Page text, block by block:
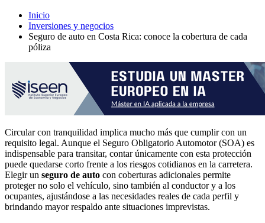
Inicio
Inversiones y negocios
Seguro de auto en Costa Rica: conoce la cobertura de cada
póliza
Circular con tranquilidad implica mucho más que cumplir con un
requisito legal. Aunque el Seguro Obligatorio Automotor (SOA) es
indispensable para transitar, contar únicamente con esta protección
puede quedarse corto frente a los riesgos cotidianos en la carretera.
Elegir un seguro de auto con coberturas adicionales permite
proteger no solo el vehículo, sino también al conductor y a los
ocupantes, ajustándose a las necesidades reales de cada perfil y
brindando mayor respaldo ante situaciones imprevistas.